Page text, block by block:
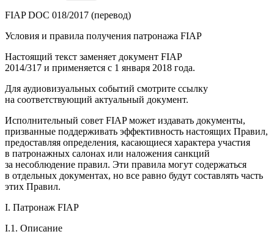
FIAP DOC 018/2017 (перевод)
Условия и правила получения патронажа FIAP
Настоящий текст заменяет документ FIAP
2014/317 и применяется с 1 января 2018 года.
Для аудиовизуальных событий смотрите ссылку
на соответствующий актуальный документ.
Исполнительный совет FIAP может издавать документы,
призванные поддерживать эффективность настоящих Правил,
предоставляя определения, касающиеся характера участия
в патронажных салонах или наложения санкций
за несоблюдение правил. Эти правила могут содержаться
в отдельных документах, но все равно будут составлять часть
этих Правил.
I. Патронаж FIAP
I.1. Описание